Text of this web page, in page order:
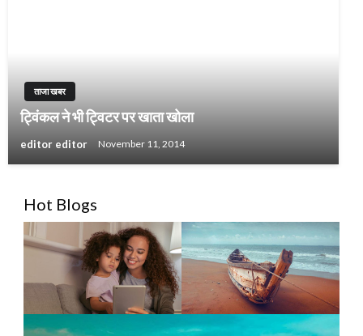
ताजा खबर
ट्विंकल ने भी ट्विटर पर खाता खोला
editor editor November 11, 2014
Hot Blogs